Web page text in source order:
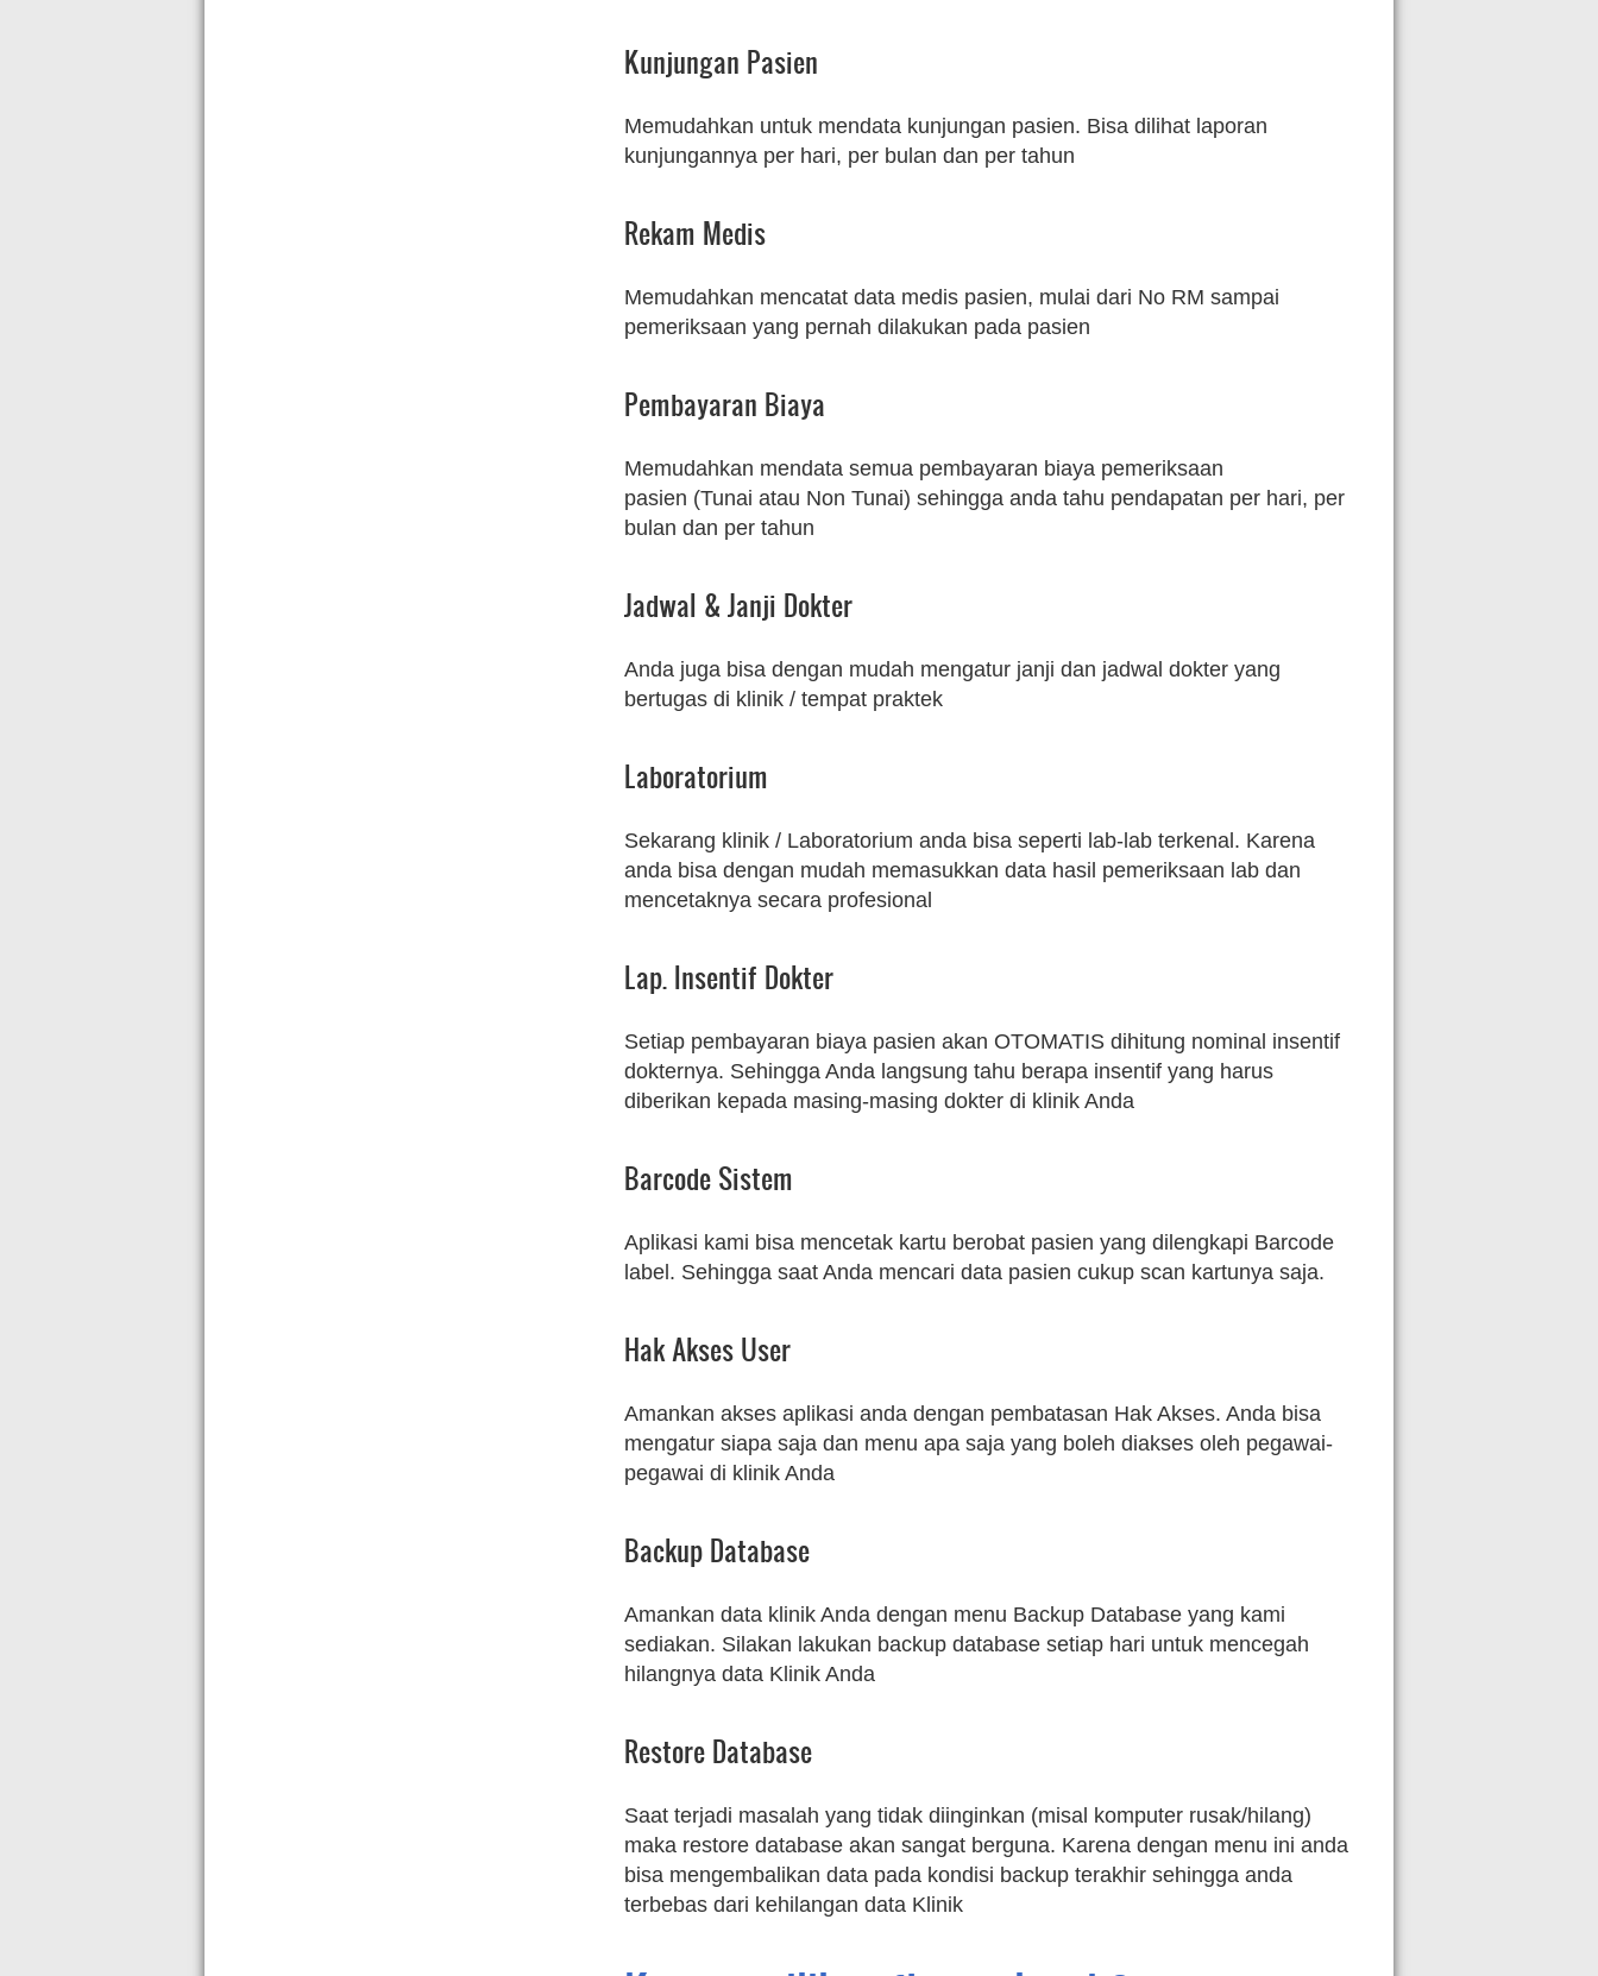
Kunjungan Pasien
Memudahkan untuk mendata kunjungan pasien. Bisa dilihat laporan
kunjungannya per hari, per bulan dan per tahun
Rekam Medis
Memudahkan mencatat data medis pasien, mulai dari No RM sampai
pemeriksaan yang pernah dilakukan pada pasien
Pembayaran Biaya
Memudahkan mendata semua pembayaran biaya pemeriksaan
pasien (Tunai atau Non Tunai) sehingga anda tahu pendapatan per hari, per
bulan dan per tahun
Jadwal & Janji Dokter
Anda juga bisa dengan mudah mengatur janji dan jadwal dokter yang
bertugas di klinik / tempat praktek
Laboratorium
Sekarang klinik / Laboratorium anda bisa seperti lab-lab terkenal. Karena
anda bisa dengan mudah memasukkan data hasil pemeriksaan lab dan
mencetaknya secara profesional
Lap. Insentif Dokter
Setiap pembayaran biaya pasien akan OTOMATIS dihitung nominal insentif
dokternya. Sehingga Anda langsung tahu berapa insentif yang harus
diberikan kepada masing-masing dokter di klinik Anda
Barcode Sistem
Aplikasi kami bisa mencetak kartu berobat pasien yang dilengkapi Barcode
label. Sehingga saat Anda mencari data pasien cukup scan kartunya saja.
Hak Akses User
Amankan akses aplikasi anda dengan pembatasan Hak Akses. Anda bisa
mengatur siapa saja dan menu apa saja yang boleh diakses oleh pegawai-
pegawai di klinik Anda
Backup Database
Amankan data klinik Anda dengan menu Backup Database yang kami
sediakan. Silakan lakukan backup database setiap hari untuk mencegah
hilangnya data Klinik Anda
Restore Database
Saat terjadi masalah yang tidak diinginkan (misal komputer rusak/hilang)
maka restore database akan sangat berguna. Karena dengan menu ini anda
bisa mengembalikan data pada kondisi backup terakhir sehingga anda
terbebas dari kehilangan data Klinik